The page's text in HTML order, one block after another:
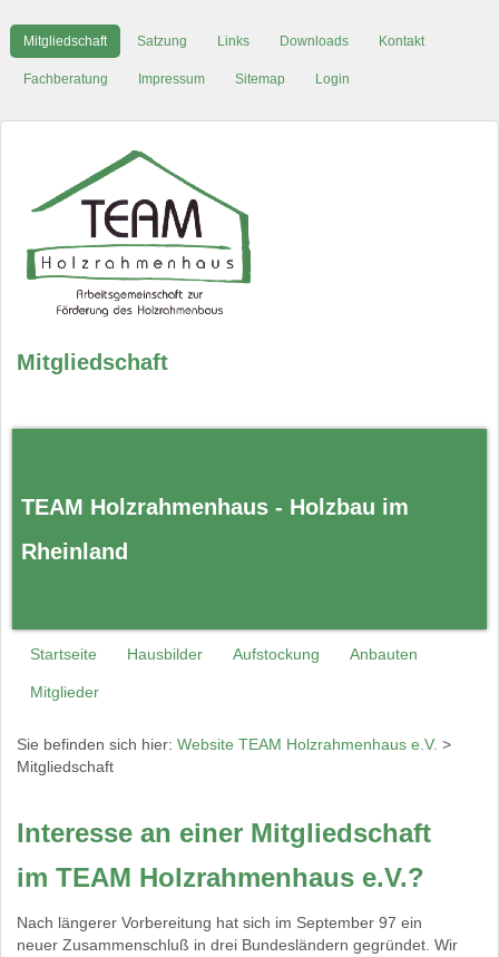
Mitgliedschaft Satzung Links Downloads Kontakt
Fachberatung Impressum Sitemap Login
Mitgliedschaft
TEAM Holzrahmenhaus - Holzbau im
Rheinland
Startseite Hausbilder Aufstockung Anbauten
Mitglieder
Sie befinden sich hier:Website TEAM Holzrahmenhaus e.V. >
Mitgliedschaft
Interesse an einer Mitgliedschaft
im TEAM Holzrahmenhaus e.V.?
Nach längerer Vorbereitung hat sich im September 97 ein
neuer Zusammenschluß in drei Bundesländern gegründet. Wir